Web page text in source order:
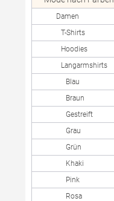
Damen
T-Shirts
Hoodies
Langarmshirts
Blau
Braun
Gestreift
Grau
Grün
Khaki
Pink
Rosa